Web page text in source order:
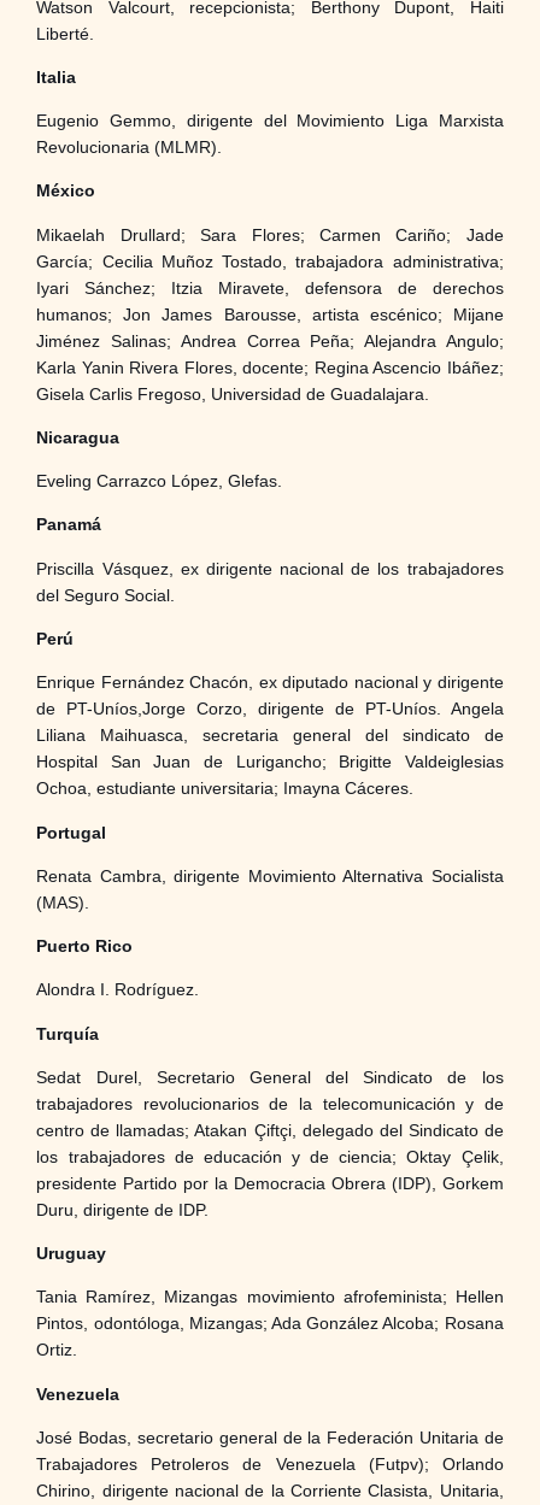
Watson Valcourt, recepcionista; Berthony Dupont, Haiti
Liberté.
Italia
Eugenio Gemmo, dirigente del Movimiento Liga Marxista
Revolucionaria (MLMR).
México
Mikaelah Drullard; Sara Flores; Carmen Cariño; Jade
García; Cecilia Muñoz Tostado, trabajadora administrativa;
Iyari Sánchez; Itzia Miravete, defensora de derechos
humanos; Jon James Barousse, artista escénico; Mijane
Jiménez Salinas; Andrea Correa Peña; Alejandra Angulo;
Karla Yanin Rivera Flores, docente; Regina Ascencio Ibáñez;
Gisela Carlis Fregoso, Universidad de Guadalajara.
Nicaragua
Eveling Carrazco López, Glefas.
Panamá
Priscilla Vásquez, ex dirigente nacional de los trabajadores
del Seguro Social.
Perú
Enrique Fernández Chacón, ex diputado nacional y dirigente
de PT-Uníos,Jorge Corzo, dirigente de PT-Uníos. Angela
Liliana Maihuasca, secretaria general del sindicato de
Hospital San Juan de Lurigancho; Brigitte Valdeiglesias
Ochoa, estudiante universitaria; Imayna Cáceres.
Portugal
Renata Cambra, dirigente Movimiento Alternativa Socialista
(MAS).
Puerto Rico
Alondra I. Rodríguez.
Turquía
Sedat Durel, Secretario General del Sindicato de los
trabajadores revolucionarios de la telecomunicación y de
centro de llamadas; Atakan Çiftçi, delegado del Sindicato de
los trabajadores de educación y de ciencia; Oktay Çelik,
presidente Partido por la Democracia Obrera (IDP), Gorkem
Duru, dirigente de IDP.
Uruguay
Tania Ramírez, Mizangas movimiento afrofeminista; Hellen
Pintos, odontóloga, Mizangas; Ada González Alcoba; Rosana
Ortiz.
Venezuela
José Bodas, secretario general de la Federación Unitaria de
Trabajadores Petroleros de Venezuela (Futpv); Orlando
Chirino, dirigente nacional de la Corriente Clasista, Unitaria,